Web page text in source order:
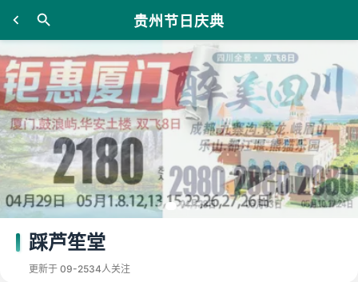
贵州节日庆典
踩芦笙堂
更新于 09-2534人关注